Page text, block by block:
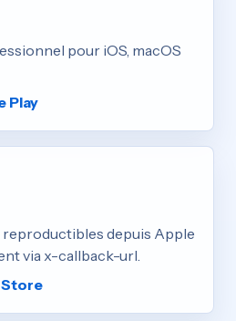
pour iOS, macOS
Play
reproductibles depuis Apple
via x-callback-url.
Store